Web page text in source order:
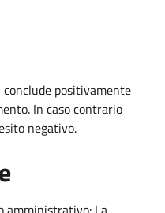
positivamente
In caso contrario
negativo.